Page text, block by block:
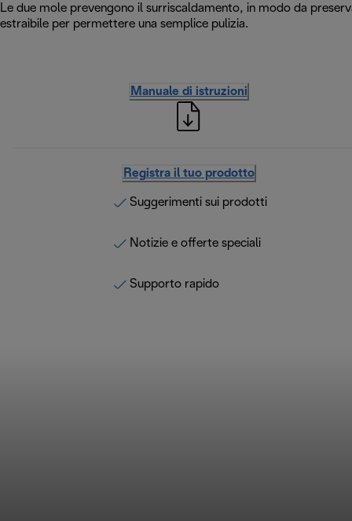
Le due mole prevengono il surriscaldamento, in modo da
estraibile per permettere una semplice pulizia.
Manuale di istruzioni
Registra il tuo prodotto
Suggerimenti sui prodotti
Notizie e offerte speciali
Supporto rapido